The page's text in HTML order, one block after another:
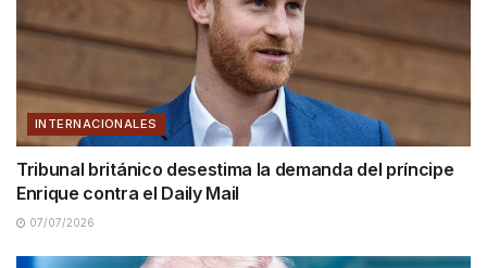
INTERNACIONALES
Tribunal británico desestima la demanda del príncipe
Enrique contra el Daily Mail
07/07/2026